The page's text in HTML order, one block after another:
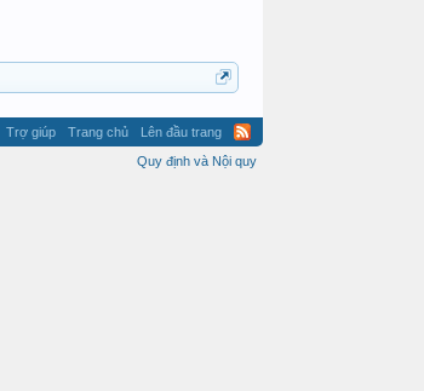
Trợ giúp Trang chủ
Lên đầu trang
Quy định và Nội quy